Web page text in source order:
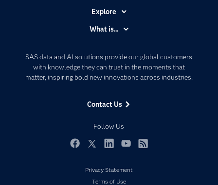
SAS data and AI solutions provide our global customers
with knowledge they can trust in the moments that
matter, inspiring bold new innovations across industries.
Contact Us
Follow Us
Explore
Communities
Company
Developers
Documentation
Events
My SAS
What is...
Artificial Intelligence
Data Management
Privacy Statement
Terms of Use